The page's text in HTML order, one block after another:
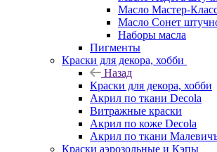
Масло Мастер-
Масло Сонет
Наборы масла
Пигменты
Краски для декора, хобби
Назад
Краски для декора, хобби
Акрил по ткани Decola
Витражные краски
Акрил по коже Decola
Акрил по ткани
Краски аэрозольные и Кэпы